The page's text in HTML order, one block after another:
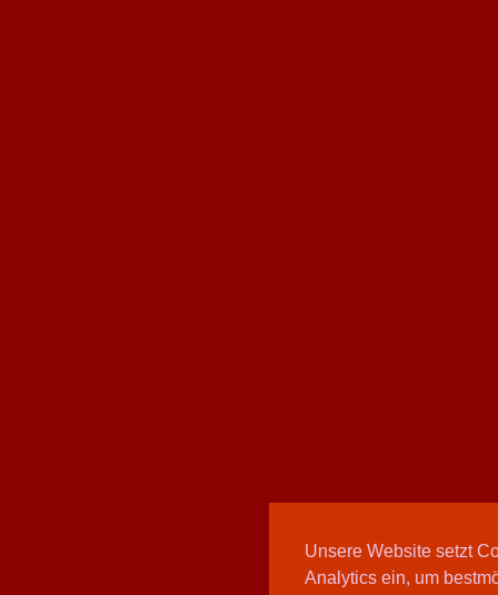
Unsere Website setzt
Analytics ein, um